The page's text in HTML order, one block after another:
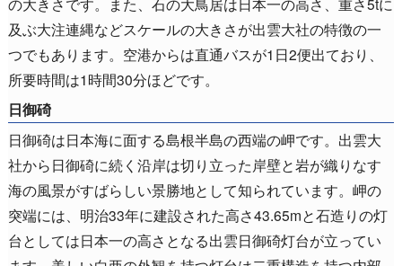
及ぶ大注連縄などスケールの大きさが出雲大社の特徴の一
つでもあります。空港からは直通バスが1日2便出ており、
所要時間は1時間30分ほどです。
日御碕
日御碕は日本海に面する島根半島の西端の岬です。出雲大
社から日御碕に続く沿岸は切り立った岸壁と岩が織りなす
海の風景がすばらしい景勝地として知られています。岬の
突端には、明治33年に建設された高さ43.65mと石造りの灯
台としては日本一の高さとなる出雲日御碕灯台が立ってい